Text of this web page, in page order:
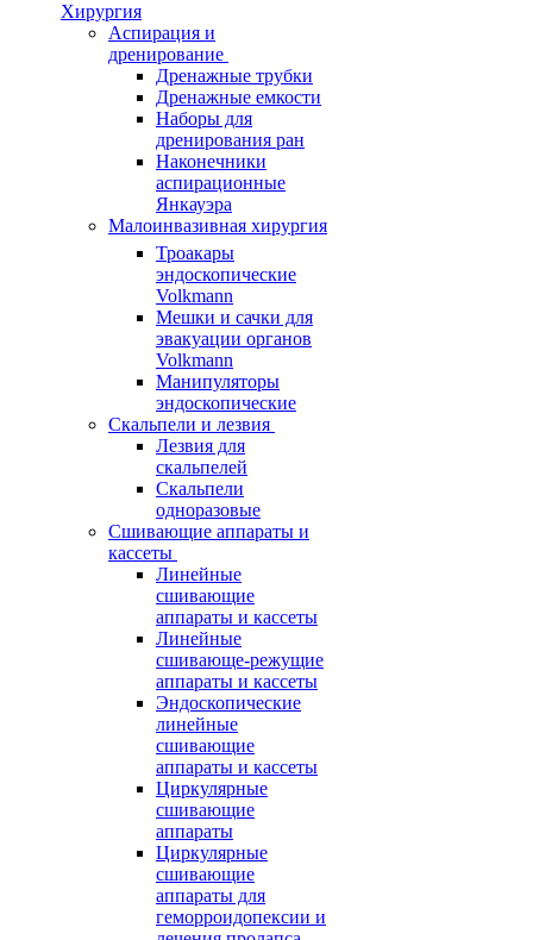
Хирургия
Аспирация и
дренирование
Дренажные трубки
Дренажные емкости
Наборы для
дренирования ран
Наконечники
аспирационные
Янкауэра
Малоинвазивная хирургия
Троакары
эндоскопические
Volkmann
Мешки и сачки для
эвакуации органов
Volkmann
Манипуляторы
эндоскопические
Скальпели и лезвия
Лезвия для
скальпелей
Скальпели
одноразовые
Сшивающие аппараты и
кассеты
Линейные
сшивающие
аппараты и кассеты
Линейные
сшивающе-режущие
аппараты и кассеты
Эндоскопические
линейные
сшивающие
аппараты и кассеты
Циркулярные
сшивающие
аппараты
Циркулярные
сшивающие
аппараты для
геморроидопексии и